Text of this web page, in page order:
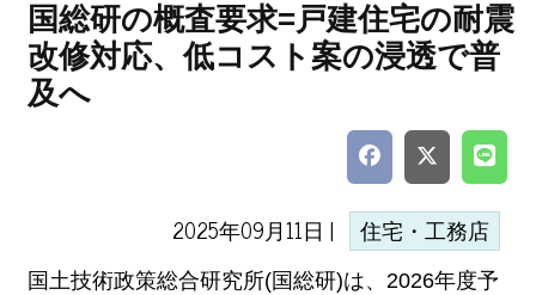
国総研の概査要求=戸建住宅の耐震
改修対応、低コスト案の浸透で普
及へ
2025年09月11日 | 住宅・工務店
国土技術政策総合研究所(国総研)は、2026年度予